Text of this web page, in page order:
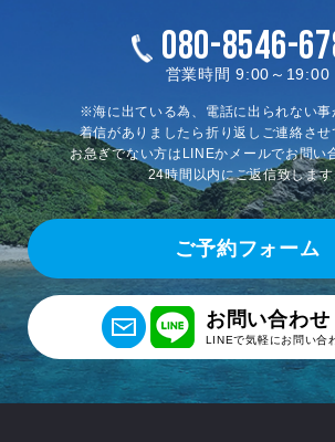
080-8546-
営業時間 9:00～19:00
※海に出ている為、電話に出られない事
着信がありましたら折り返しご連絡さ
お急ぎでない方はLINEかメールでお問い
24時間以内にご返信致しま
ご予約フォーム
お問い合わせ
LINEで気軽にお問い合